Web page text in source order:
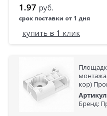
1.97 руб.
срок поставки от 1 дня
купить в 1 клик
кор)
Бренд: